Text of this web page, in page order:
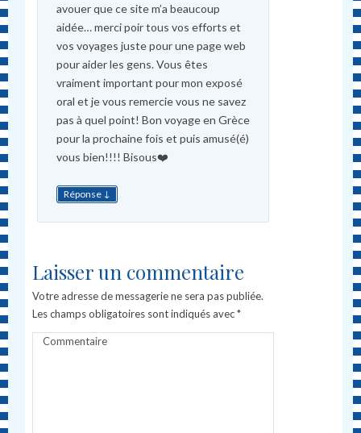
avouer que ce site m’a beaucoup
aidée… merci poir tous vos efforts et
vos voyages juste pour une page web
pour aider les gens. Vous êtes
vraiment important pour mon exposé
oral et je vous remercie vous ne savez
pas à quel point! Bon voyage en Grèce
pour la prochaine fois et puis amusé(é)
vous bien!!!! Bisous❤️
Réponse ↓
Laisser un commentaire
Votre adresse de messagerie ne sera pas publiée.
Les champs obligatoires sont indiqués avec*
Commentaire